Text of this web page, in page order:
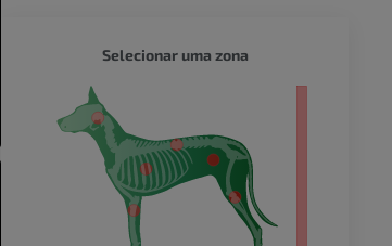
Selecionar uma zona